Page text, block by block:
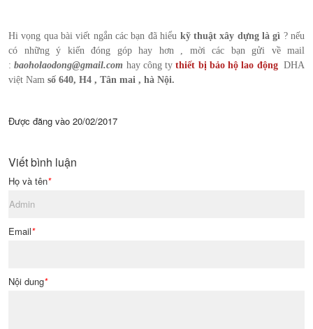
Hi vọng qua bài viết ngắn các bạn đã hiểu kỹ thuật xây dựng là gì ? nếu
có những ý kiến đóng góp hay hơn , mời các bạn gửi về mail
:baoholaodong@gmail.com hay công ty thiết bị bảo hộ lao động DHA
việt Nam số 640, H4 , Tân mai , hà Nội.
Được đăng vào 20/02/2017
Viết bình luận
Họ và tên*
Email*
Nội dung*